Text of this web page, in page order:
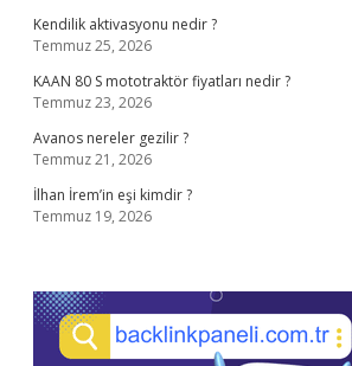
Kendilik aktivasyonu nedir ?
Temmuz 25, 2026
KAAN 80 S mototraktör fiyatları nedir ?
Temmuz 23, 2026
Avanos nereler gezilir ?
Temmuz 21, 2026
İlhan İrem’in eşi kimdir ?
Temmuz 19, 2026